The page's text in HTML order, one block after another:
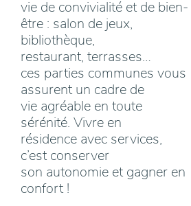
vie de convivialité et de bien-
être : salon de jeux,
bibliothèque,
restaurant, terrasses…
ces parties communes vous
assurent un cadre de
vie agréable en toute
sérénité. Vivre en
résidence avec services,
c’est conserver
son autonomie et gagner en
confort !